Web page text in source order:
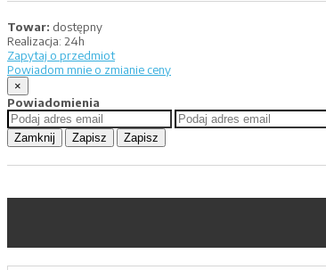
Towar: dostępny
Realizacja: 24h
Zapytaj o przedmiot
Powiadom mnie o zmianie ceny
×
Powiadomienia
Zamknij Zapisz Zapisz